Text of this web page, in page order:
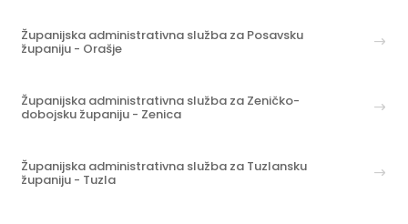
Županijska administrativna služba za Posavsku
županiju - Orašje
Županijska administrativna služba za Zeničko-
dobojsku županiju - Zenica
Županijska administrativna služba za Tuzlansku
županiju - Tuzla